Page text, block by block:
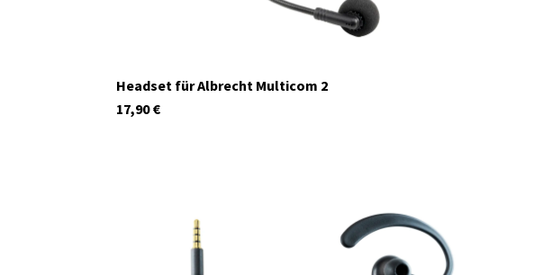
Headset für Albrecht Multicom 2
€
17,90